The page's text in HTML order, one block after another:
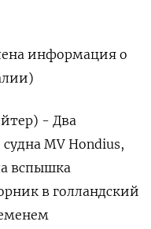
информация о
- Два
MV Hondius,
вспышка
в голландский